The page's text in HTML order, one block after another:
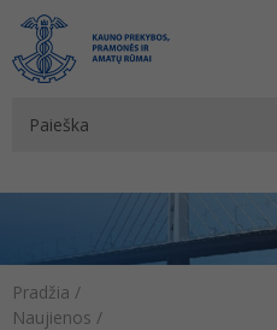
Pradžia /
Naujienos /